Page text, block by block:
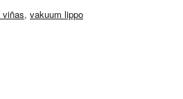
, vakuum lippo